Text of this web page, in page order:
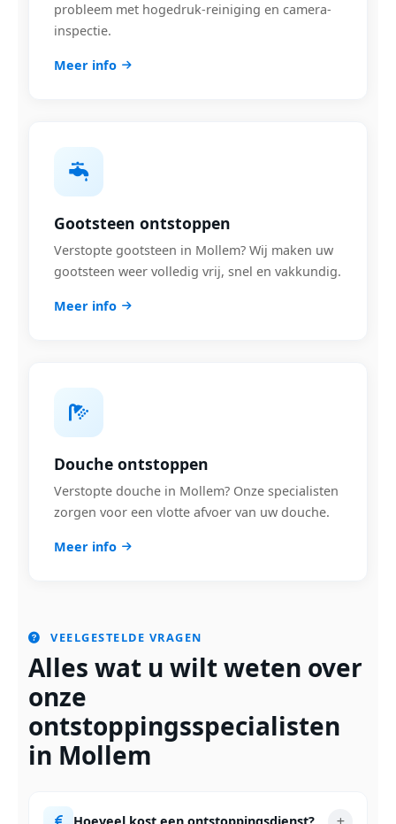
probleem met hogedruk-reiniging en camera-
inspectie.
Meer info
Gootsteen ontstoppen
Verstopte gootsteen in Mollem? Wij maken uw
gootsteen weer volledig vrij, snel en vakkundig.
Meer info
Douche ontstoppen
Verstopte douche in Mollem? Onze specialisten
zorgen voor een vlotte afvoer van uw douche.
Meer info
VEELGESTELDE VRAGEN
Alles wat u wilt weten over
onze
ontstoppingsspecialisten
in Mollem